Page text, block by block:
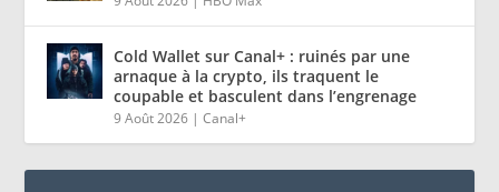
Cold Wallet sur Canal+ : ruinés par une
arnaque à la crypto, ils traquent le
coupable et basculent dans l’engrenage
9 Août 2026 |Canal+